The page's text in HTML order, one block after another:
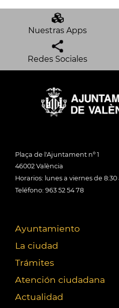
Nuestras Apps
Redes Sociales
Plaça de l'Ajuntament nº 1
46002 València
Horarios: lunes a viernes de 8:30
Teléfono: 963 52 54 78
Ayuntamiento
La ciudad
Trámites
Atención ciudadana
Actualidad